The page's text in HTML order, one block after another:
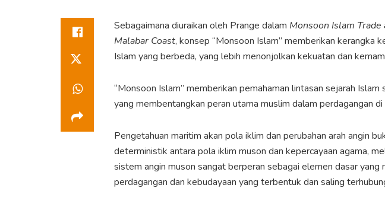
Sebagaimana diuraikan oleh Prange dalam Monsoon Islam
Malabar Coast, konsep “Monsoon Islam” memberikan kerangka
Islam yang berbeda, yang lebih menonjolkan kekuatan dan
“Monsoon Islam” memberikan pemahaman lintasan sejarah
yang membentangkan peran utama muslim dalam perdagangan di
Pengetahuan maritim akan pola iklim dan perubahan arah angin
deterministik antara pola iklim muson dan kepercayaan agama,
sistem angin muson sangat berperan sebagai elemen dasar yang
perdagangan dan kebudayaan yang terbentuk dan saling